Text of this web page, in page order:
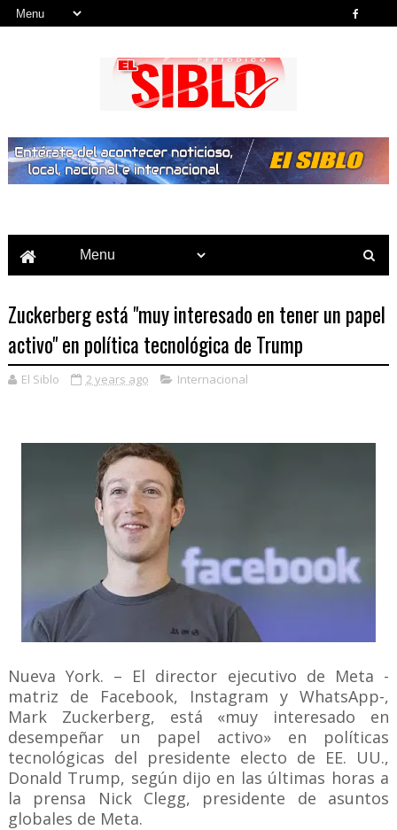
Zuckerberg está "muy interesado en tener un papel
activo" en política tecnológica de Trump
El Siblo 2 years ago Internacional
Nueva York. – El director ejecutivo de Meta -
matriz de Facebook, Instagram y WhatsApp-,
Mark Zuckerberg, está «muy interesado en
desempeñar un papel activo» en políticas
tecnológicas del presidente electo de EE. UU.,
Donald Trump, según dijo en las últimas horas a
la prensa Nick Clegg, presidente de asuntos
globales de Meta.